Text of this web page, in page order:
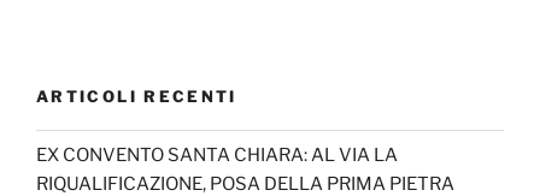
ARTICOLI RECENTI
EX CONVENTO SANTA CHIARA: AL VIA LA
RIQUALIFICAZIONE, POSA DELLA PRIMA PIETRA